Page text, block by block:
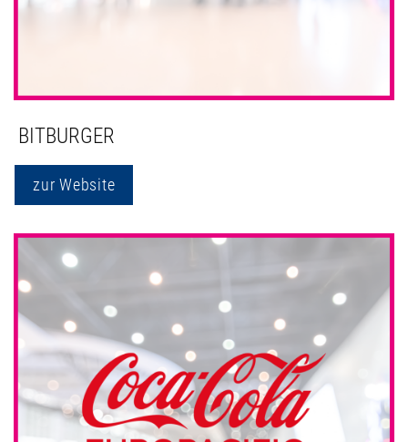
BITBURGER
zur Website